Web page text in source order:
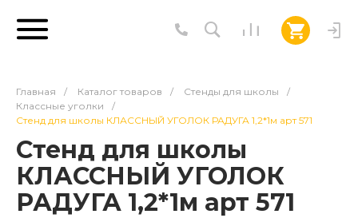
Главная / Каталог товаров / Стенды для школы
/
Классные уголки
/
Стенд для школы КЛАССНЫЙ УГОЛОК РАДУГА 1,2*1м арт 571
Стенд для школы
КЛАССНЫЙ УГОЛОК
РАДУГА 1,2*1м арт 571